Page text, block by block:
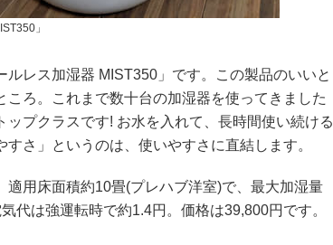
」
レス加湿器 MIST350」です。この製品のいいと
ろ。これまで数十台の加湿器を使ってきました
プクラスです! お水を入れて、長時間使い続ける
さ」というのは、使いやすさに直結します。
適用床面積約10畳(プレハブ洋室)で、最大加湿量
代は強運転時で約1.4円。価格は39,800円です。